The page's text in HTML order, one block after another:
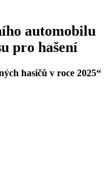
automobilu
pro hašení
hasičů v roce 2025“